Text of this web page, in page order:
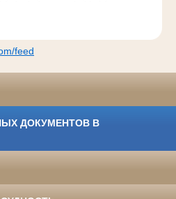
feed
ДОКУМЕНТОВ В